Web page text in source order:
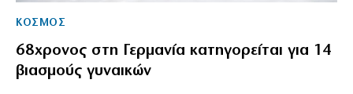
ΚΟΣΜΟΣ
68χρονος στη Γερμανία κατηγορείται για 14
βιασμούς γυναικών